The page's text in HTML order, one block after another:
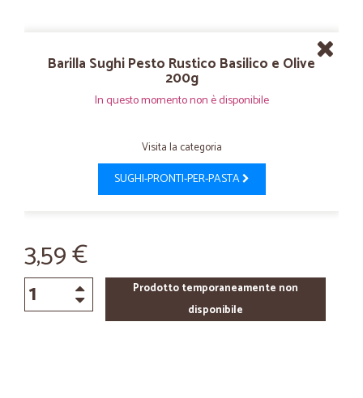
Barilla Sughi Pesto Rustico Basilico e Olive
200g
In questo momento non è disponibile
Visita la categoria
SUGHI-PRONTI-PER-PASTA
3,59 €
Prodotto temporaneamente non
disponibile